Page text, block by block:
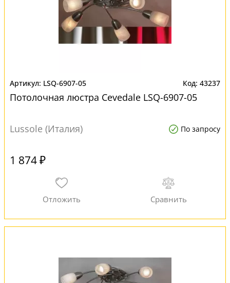
LSQ-6907-05 43237
Потолочная люстра Cevedale LSQ-6907-05
Lussole (Италия) По запросу
1 874 ₽